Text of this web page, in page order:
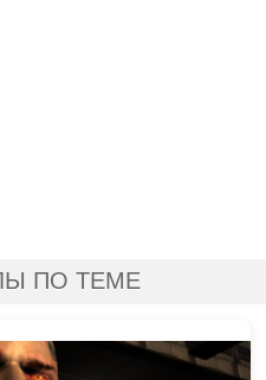
ПО ТЕМЕ